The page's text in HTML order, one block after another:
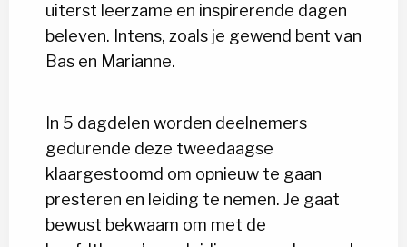
uiterst leerzame en inspirerende dagen
beleven. Intens, zoals je gewend bent van
Bas en Marianne.
In 5 dagdelen worden deelnemers
gedurende deze tweedaagse
klaargestoomd om opnieuw te gaan
presteren en leiding te nemen. Je gaat
bewust bekwaam om met de